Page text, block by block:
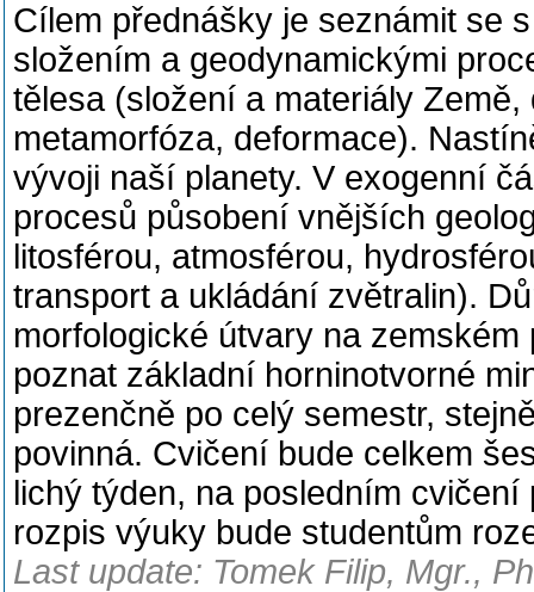
Cílem přednášky je seznámit se
složením a geodynamickými
tělesa (složení a materiály
metamorfóza, deformace).
vývoji naší planety. V exogenní
procesů působení vnějších
litosférou, atmosférou,
transport a ukládání zvětralin).
morfologické útvary na
poznat základní horninotvorné
prezenčně po celý semestr,
povinná. Cvičení bude celkem
lichý týden, na posledním
rozpis výuky bude studentům
Last update: Tomek Filip, Mgr.,